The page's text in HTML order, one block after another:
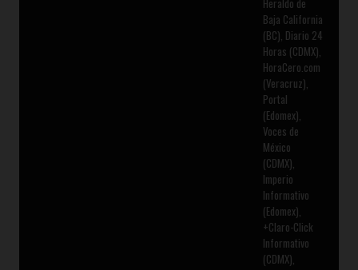
Heraldo de
Baja California
(BC), Diario 24
Horas (CDMX),
HoraCero.com
(Veracruz),
Portal
(Edomex),
Voces de
México
(CDMX),
Imperio
Informativo
(Edomex),
+Claro-Click
Informativo
(CDMX),